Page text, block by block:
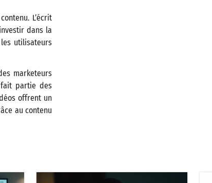
L’écrit
dans la
utilisateurs
marketeurs
partie des
offrent un
au contenu